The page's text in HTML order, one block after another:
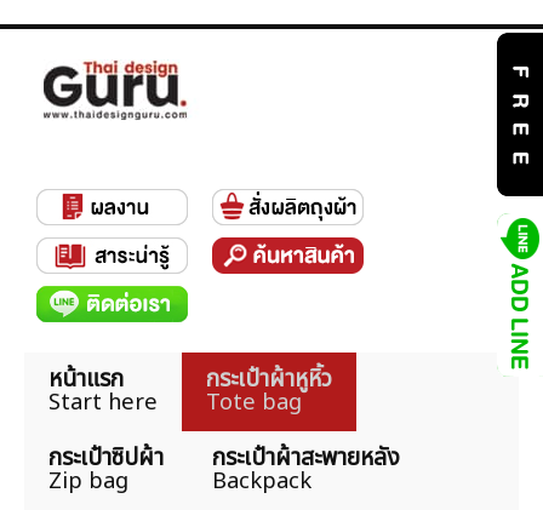
หน้าแรก
Start here
กระเป๋าผ้าหูหิ้ว
Tote bag
กระเป๋าซิปผ้า
Zip bag
กระเป๋าผ้าสะพายหลัง
Backpack